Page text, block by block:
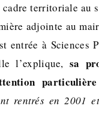
cadre territoriale au
adjointe au
entrée à Sciences
l’explique, sa
particulière
rentrés en 2001